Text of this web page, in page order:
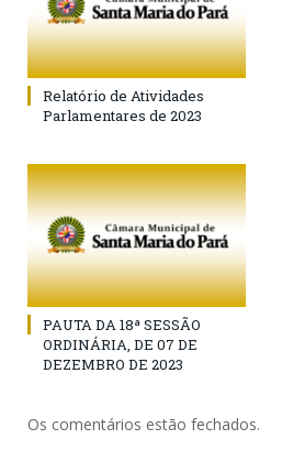
Relatório de Atividades
Parlamentares de 2023
PAUTA DA 18ª SESSÃO
ORDINÁRIA, DE 07 DE
DEZEMBRO DE 2023
Os comentários estão fechados.